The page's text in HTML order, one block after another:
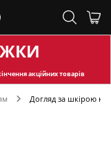
акційних товарів
Догляд за шкірою